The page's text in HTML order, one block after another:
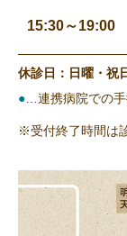
15:30～19:00
休診日：日曜・祝
●…連携病院での手
※受付終了時間は